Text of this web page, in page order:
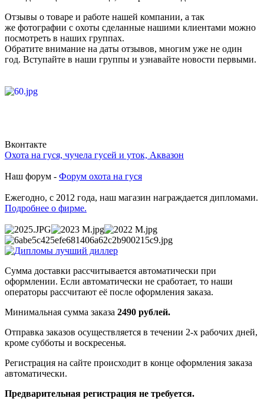
Отзывы о товаре и работе нашей компании, а так
же фотографии с охоты сделанные нашими клиентами можно
посмотреть в наших группах.
Обратите внимание на даты отзывов, многим уже не один
год. Вступайте в наши группы и узнавайте новости первыми.
Вконтакте
Охота на гуся, чучела гусей и уток, Аквазон
Наш форум - Форум охота на гуся
Ежегодно, с 2012 года, наш магазин награждается дипломами.
Подробнее о фирме.
Сумма доставки рассчитывается автоматически при
оформлении. Если автоматически не сработает, то наши
операторы рассчитают её после оформления заказа.
Минимальная сумма заказа 2490 рублей.
Отправка заказов осуществляется в течении 2-х рабочих дней,
кроме субботы и воскресенья.
Регистрация на сайте происходит в конце оформления заказа
автоматически.
Предварительная регистрация не требуется.